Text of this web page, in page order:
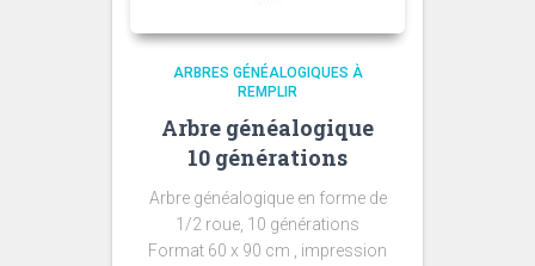
ARBRES GÉNÉALOGIQUES À
REMPLIR
Arbre généalogique
10 générations
Arbre généalogique en forme de
1/2 roue, 10 générations
Format 60 x 90 cm , impression